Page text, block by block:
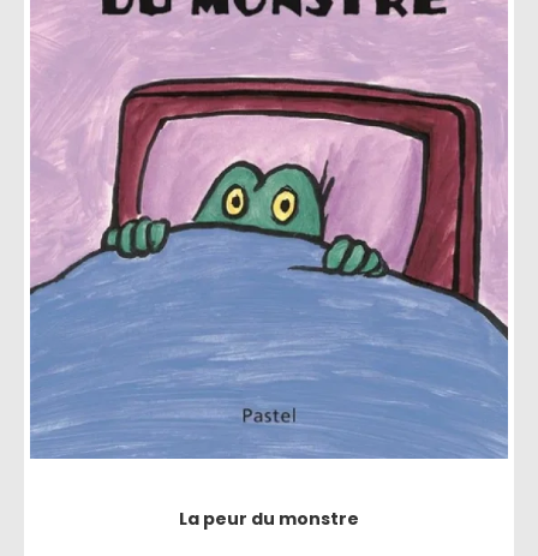
La peur du monstre